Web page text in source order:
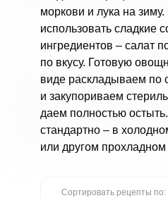
моркови и лука на
использовать сладкие
ингредиентов – салат
по вкусу. Готовую
виде раскладываем по
и закупориваем
даем полностью
стандартно – в
или другом прохладном
Сортировать рецепты по: